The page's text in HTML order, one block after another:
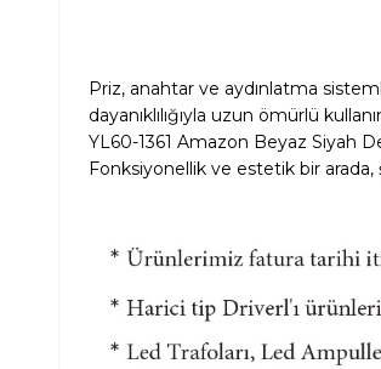
Priz, anahtar ve aydınlatma
dayanıklılığıyla uzun ömürlü
YL60-1361 Amazon Beyaz Siyah
Fonksiyonellik ve estetik bir arada,